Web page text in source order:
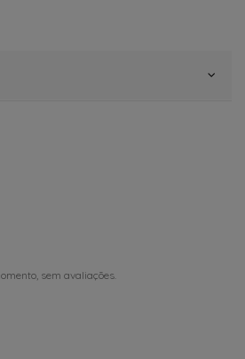
sem avaliações.